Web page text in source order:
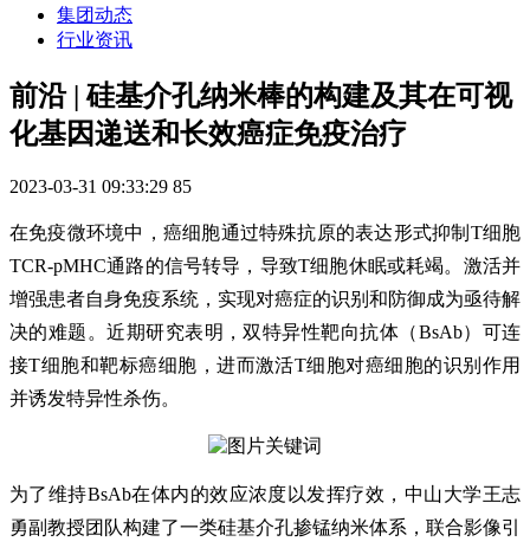
集团动态
行业资讯
前沿 | 硅基介孔纳米棒的构建及其在可视
化基因递送和长效癌症免疫治疗
2023-03-31 09:33:29 85
在免疫微环境中，癌细胞通过特殊抗原的表达形式抑制T细胞
TCR-pMHC通路的信号转导，导致T细胞休眠或耗竭。激活并
增强患者自身免疫系统，实现对癌症的识别和防御成为亟待解
决的难题。近期研究表明，双特异性靶向抗体（BsAb）可连
接T细胞和靶标癌细胞，进而激活T细胞对癌细胞的识别作用
并诱发特异性杀伤。
为了维持BsAb在体内的效应浓度以发挥疗效，中山大学王志
勇副教授团队构建了一类硅基介孔掺锰纳米体系，联合影像引